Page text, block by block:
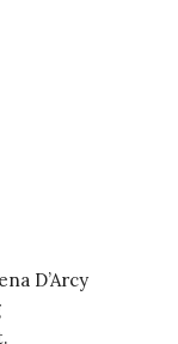
D’Arcy